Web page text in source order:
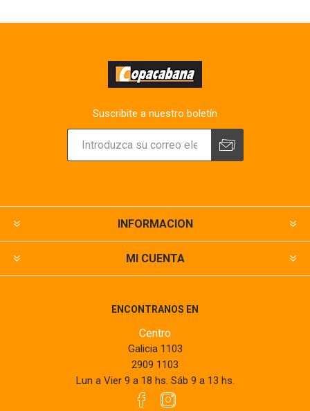
Suscribite a nuestro boletín
INFORMACION
MI CUENTA
ENCONTRANOS EN
Centro
Galicia 1103
2909 1103
Lun a Vier 9 a 18 hs. Sáb 9 a 13 hs.